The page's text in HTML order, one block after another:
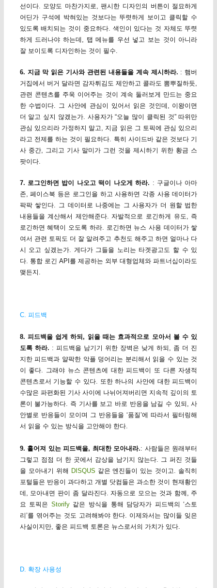
선이다. 모양도 마찬가지로, 팬시한 디자인의 버튼이 절묘하게
어딘가 구석에 박혀있는 것보다는 뚜렷하게 보이고 클릭할 수
있도록 배치되는 것이 중요하다. 색인이 있다는 것 자체도 뚜렷
하게 드러나야 하는데, 탭 메뉴를 우선 넣고 보는 것이 아니라
잘 보이도록 디자인하는 것이 필수.
6. 지금 막 읽은 기사와 관련된 내용들을 계속 제시하라. : 햄버
거집에서 버거 달라면 감자튀김도 제안하고 콜라도 뽐뿌질하듯,
관련 콘텐츠를 주욱 이어주는 것이 계속 둘러보게 만드는 중요
한 수법이다. 그 사안에 관심이 있어서 읽은 것인데, 이왕이면
더 알고 싶지 않겠는가. 사용자가 “오늘 많이 클릭된 것” 따위만
관심 있으리라 가정하지 말고, 지금 읽은 그 토픽에 관심 있으리
라고 전제를 하는 것이 필요하다. 특히 사이드바 같은 것보다 기
사 중간, 그리고 기사 말미가 그런 것을 제시하기 위한 황금 스
팟이다.
7. 로그인하면 밥이 나오고 떡이 나오게 하라. : 구글이나 아마
존, 페이스북 등은 로그인을 하고 사용하면 각종 사용 데이터가
팍팍 쌓인다. 그 데이터로 나중에는 그 사용자가 더 원할 법한
내용들을 계산해서 제안해준다. 자발적으로 로긴하게 유도, 즉
로긴하면 혜택이 오도록 하라. 로긴하면 뉴스 사용 데이터가 쌓
여서 관련 토픽도 더 잘 알려주고 추천도 해주고 하면 얼마나 다
시 오고 싶겠는가. 게다가 그들을 노리는 타겟광고도 할 수 있
다. 통합 로긴 API를 제공하는 외부 대형업체와 파트너십이라도
맺든지.
C. 피드백
8. 피드백을 쉽게 하되, 읽을 때는 효과적으로 모아서 볼 수 있
도록 하라. : 피드백을 남기기 위한 장벽은 낮게 하되, 좀 더 진
지한 피드백과 얄팍한 악플 덩어리는 분리해서 읽을 수 있는 것
이 좋다. 그래야 뉴스 콘텐츠에 대한 피드백이 또 다른 자생적
콘텐츠로서 기능할 수 있다. 또한 하나의 사안에 대한 피드백이
수많은 파편화된 기사 사이에 나뉘어져버리면 지속적 깊이의 토
론이 불가능하다. 즉 기사를 보고 바로 반응을 남길 수 있되, 사
안별로 반응들이 모이며 그 반응들을 ‘품질’에 따라서 필터링해
서 읽을 수 있는 방식을 고안해야 한다.
9. 흩어져 있는 피드백을, 최대한 모아내라.: 사람들은 원래부터
그렇고 점점 더 한 곳에서 감상을 남기지 않는다. 그 퍼진 것들
을 모아내기 위해 DISQUS 같은 엔진들이 있는 것이고. 솔직히
포털들은 반응이 과다하고 개별 닷컴들은 과소한 것이 현재황인
데, 모아내면 판이 좀 달라진다. 자동으로 모으는 것과 함께, 주
요 토픽은 Storify같은 방식을 통해 담당자가 피드백의 ‘스토
리’를 엮어주는 것도 고려해봐야 한다. 이제와서는 많이들 잊은
사실이지만, 좋은 피드백 토론은 뉴스로서의 가치가 있다.
D. 확장 사용성